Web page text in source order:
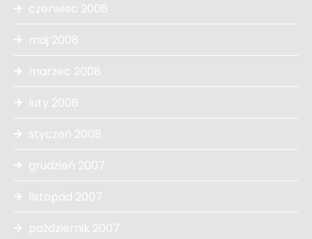
czerwiec 2008
maj 2008
marzec 2008
luty 2008
styczeń 2008
grudzień 2007
listopad 2007
październik 2007